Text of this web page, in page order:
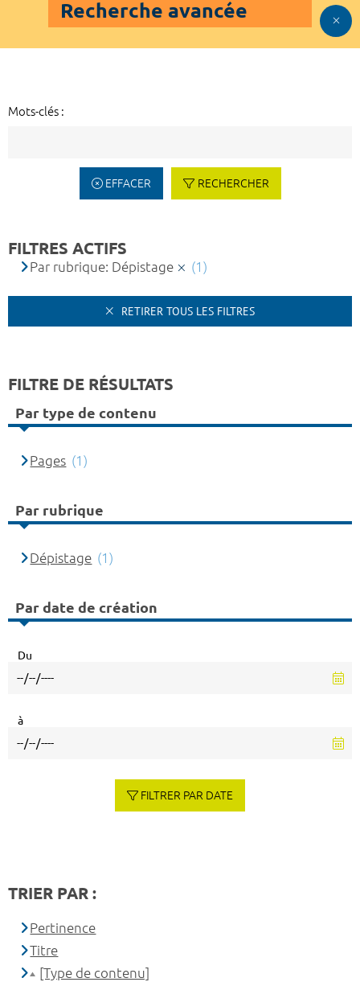
Recherche avancée
Mots-clés :
EFFACER RECHERCHER
FILTRES ACTIFS
Par rubrique: Dépistage (1)
RETIRER TOUS LES FILTRES
FILTRE DE RÉSULTATS
Par type de contenu
Pages (1)
Par rubrique
Dépistage (1)
Par date de création
Du
à
FILTRER PAR DATE
TRIER PAR :
Pertinence
Titre
[Type de contenu]